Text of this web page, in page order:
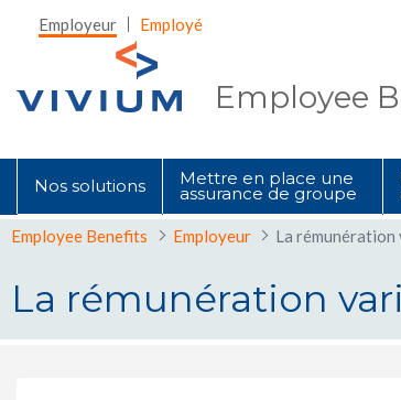
Saut au contenu principal
Employeur Employé
Employee
Nos solutions Mettre en place une
assurance de groupe
Employee Benefits Employeur
La rémunération